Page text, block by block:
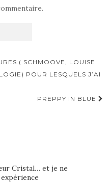
( SCHMOOVE, LOUISE
POUR LESQUELS J’AI
PREPPY IN BLUE
Cristal… et je ne